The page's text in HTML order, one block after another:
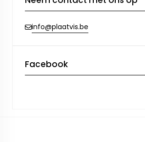
info@plaatvis.be
Facebook